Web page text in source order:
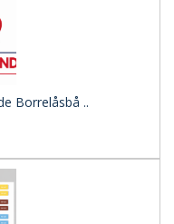
Borrelåsbå ..